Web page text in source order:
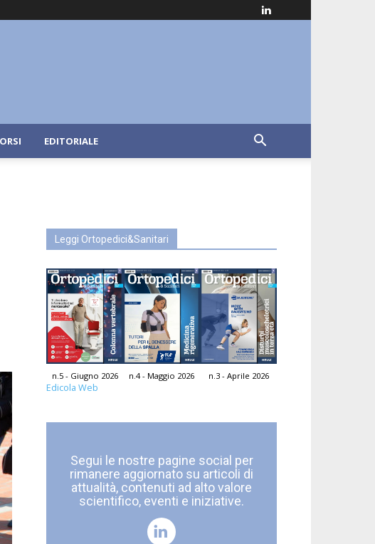
EDITORIALE
Leggi Ortopedici&Sanitari
n.5 - Giugno 2026 n.4 - Maggio 2026 n.3 - Aprile 2026
Edicola Web
Segui le nostre pagine social per
rimanere aggiornato su articoli di
attualità, contenuti ad alto valore
scientifico, eventi e iniziative.